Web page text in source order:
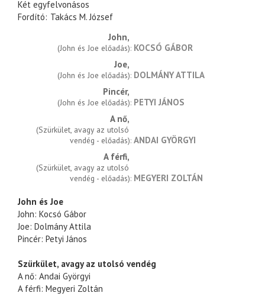
Két egyfelvonásos
Fordító Takács M. József
John
(John és Joe előadás) KOCSÓ GÁBOR
Joe
(John és Joe előadás) DOLMÁNY ATTILA
Pincér
(John és Joe előadás) PETYI JÁNOS
A nő
(Szürkület, avagy az utolsó
vendég - előadás) ANDAI GYÖRGYI
A férfi
(Szürkület, avagy az utolsó
vendég - előadás) MEGYERI ZOLTÁN
John és Joe
John: Kocsó Gábor
Joe: Dolmány Attila
Pincér: Petyi János
Szürkület, avagy az utolsó vendég
A nő: Andai Györgyi
A férfi: Megyeri Zoltán